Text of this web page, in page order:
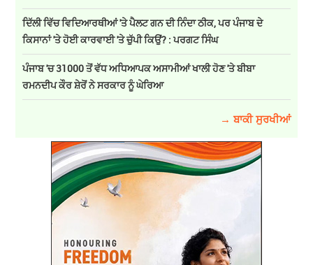
ਦਿੱਲੀ ਵਿੱਚ ਵਿਦਿਆਰਥੀਆਂ 'ਤੇ ਪੈਲਟ ਗਨ ਦੀ ਨਿੰਦਾ ਠੀਕ, ਪਰ ਪੰਜਾਬ ਦੇ
ਕਿਸਾਨਾਂ 'ਤੇ ਹੋਈ ਕਾਰਵਾਈ 'ਤੇ ਚੁੱਪੀ ਕਿਉਂ? : ਪਰਗਟ ਸਿੰਘ
ਪੰਜਾਬ 'ਚ 31000 ਤੋਂ ਵੱਧ ਅਧਿਆਪਕ ਅਸਾਮੀਆਂ ਖਾਲੀ ਹੋਣ 'ਤੇ ਬੀਬਾ
ਰਮਨਦੀਪ ਕੌਰ ਸ਼ੇਰੋਂ ਨੇ ਸਰਕਾਰ ਨੂੰ ਘੇਰਿਆ
→ ਬਾਕੀ ਸੁਰਖੀਆਂ